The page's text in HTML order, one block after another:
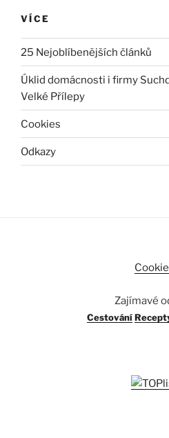
VÍCE
25 Nejoblíbenějších článků
Úklid domácnosti i firmy
Velké Přílepy
Cookies
Odkazy
Zajímavé
Cestování